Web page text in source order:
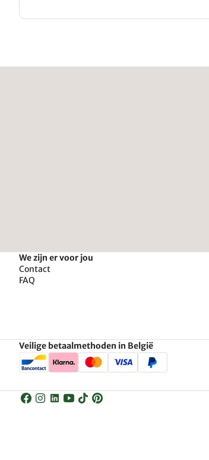
We zijn er voor jou
Contact
FAQ
Veilige betaalmethoden in België